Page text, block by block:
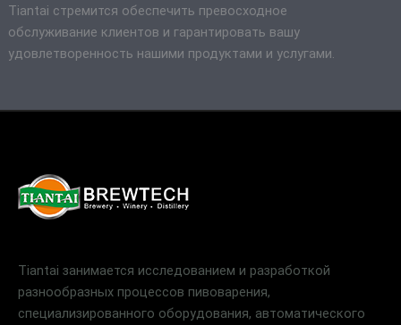
Tiantai стремится обеспечить превосходное
обслуживание клиентов и гарантировать вашу
удовлетворенность нашими продуктами и услугами.
Tiantai занимается исследованием и разработкой
разнообразных процессов пивоварения,
специализированного оборудования, автоматического